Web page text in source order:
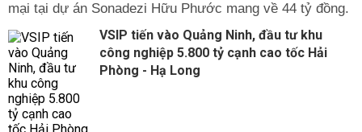
mại tại dự án Sonadezi Hữu Phước mang về 44 tỷ đồng.
VSIP tiến vào Quảng Ninh, đầu tư khu
công nghiệp 5.800 tỷ cạnh cao tốc Hải
Phòng - Hạ Long